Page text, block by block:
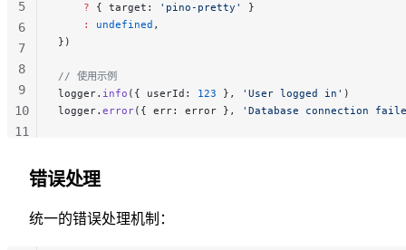
    ?
{ target: 'pino-pretty'
}
    :
undefined ,
})
// 使用示例
logger. info ({ userId: 123 }, 'User logged in' )
logger. error({ err: error }, 'Database connection
5
6
7
8
9
10
11
错误处理
统一的错误处理机制：